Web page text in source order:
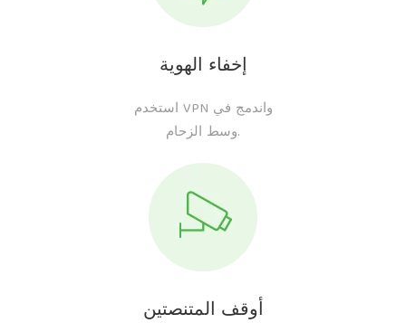
إخفاء الهوية
استخدم VPN واندمج في
وسط الزحام.
أوقف المتنصتين